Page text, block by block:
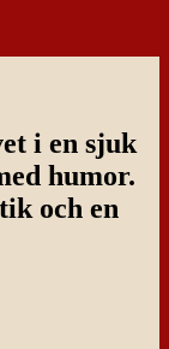
i en sjuk
humor.
och en